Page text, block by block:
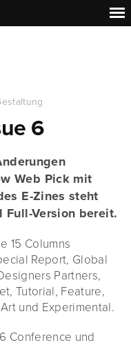
6
Web Pick mit
E-Zines steht
Full-Version bereit.
15 Columns
Report, Global
Partners,
Tutorial, Feature,
und Experimental.
Conference und